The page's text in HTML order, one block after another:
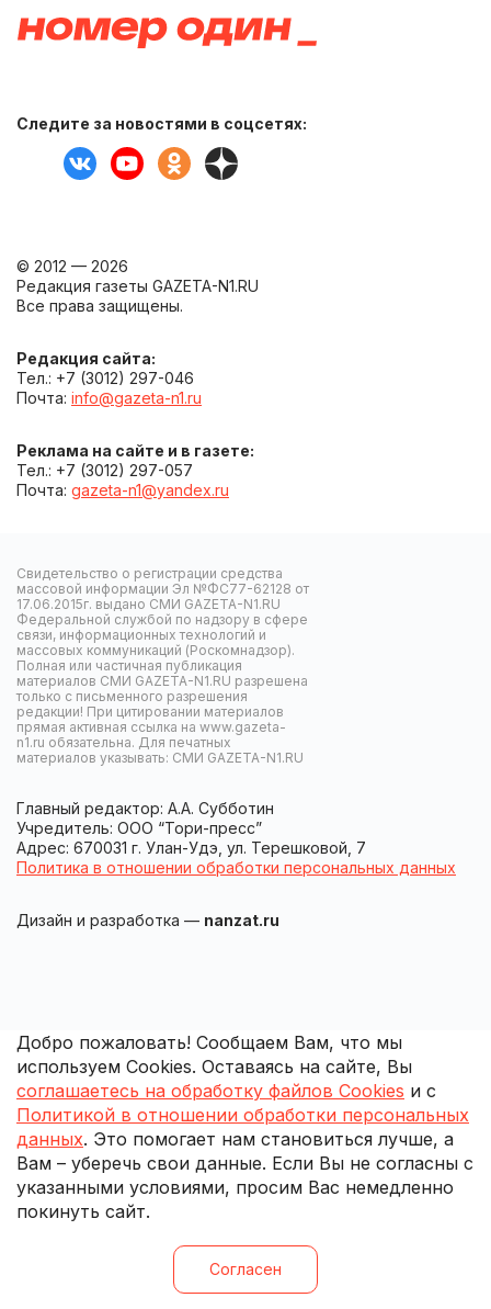
Следите за новостями в соцсетях:
© 2012 — 2026
Редакция газеты GAZETA-N1.RU
Все права защищены.
Редакция сайта:
Тел.: +7 (3012) 297-046
Почта: info@gazeta-n1.ru
Реклама на сайте и в газете:
Тел.: +7 (3012) 297-057
Почта: gazeta-n1@yandex.ru
Свидетельство о регистрации средства
массовой информации Эл №ФС77-62128 от
17.06.2015г. выдано СМИ GAZETA-N1.RU
Федеральной службой по надзору в сфере
связи, информационных технологий и
массовых коммуникаций (Роскомнадзор).
Полная или частичная публикация
материалов СМИ GAZETA-N1.RU разрешена
только с письменного разрешения
редакции! При цитировании материалов
прямая активная ссылка на www.gazeta-
n1.ru обязательна. Для печатных
материалов указывать: СМИ GAZETA-N1.RU
Главный редактор: А.А. Субботин
Учредитель: ООО “Тори-пресс”
Адрес: 670031 г. Улан-Удэ, ул. Терешковой, 7
Политика в отношении обработки персональных данных
Дизайн и разработка — nanzat.ru
Добро пожаловать! Сообщаем Вам, что мы
используем Cookies. Оставаясь на сайте, Вы
соглашаетесь на обработку файлов Cookies и с
Политикой в отношении обработки персональных
данных. Это помогает нам становиться лучше, а
Вам – уберечь свои данные. Если Вы не согласны с
указанными условиями, просим Вас немедленно
покинуть сайт.
Согласен